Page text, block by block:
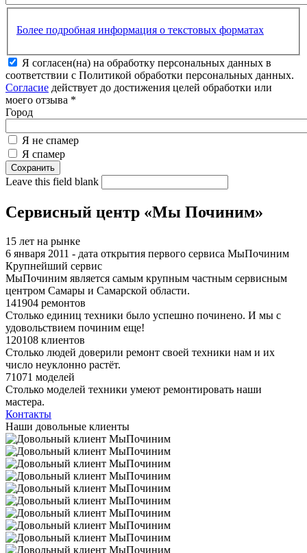
Более подробная информация о текстовых форматах
Я согласен(на) на обработку персональных данных в
соответствии с Политикой обработки персональных данных.
Согласие действует до достижения целей обработки или
моего отзыва *
Город
Я не спамер
Я спамер
Leave this field blank
Сервисный центр «Мы Починим»
15 лет на рынке
6 января 2011 - дата открытия первого сервиса МыПочиним
Крупнейший сервис
МыПочиним является самым крупным частным сервисным
центром Самары и Самарской области.
141904 ремонтов
Столько единиц техники было успешно починено. И мы с
удовольствием починим еще!
120108 клиентов
Столько людей доверили ремонт своей техники нам и их
число неуклонно растёт.
71071 моделей
Столько моделей техники умеют ремонтировать наши
мастера.
Контакты
Наши довольные клиенты